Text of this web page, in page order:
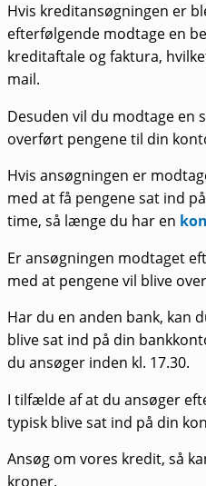
Hvis kreditansøgningen er
efterfølgende modtage en
kreditaftale og faktura,
mail.
Desuden vil du modtage en
overført pengene til din
Hvis ansøgningen er
med at få pengene sat ind
time, så længe du har en
Er ansøgningen modtaget
med at pengene vil blive
Har du en anden bank, kan
blive sat ind på din
du ansøger inden kl. 17.30.
I tilfælde af at du ansøger
typisk blive sat ind på din
Ansøg om vores kredit, så
kroner.